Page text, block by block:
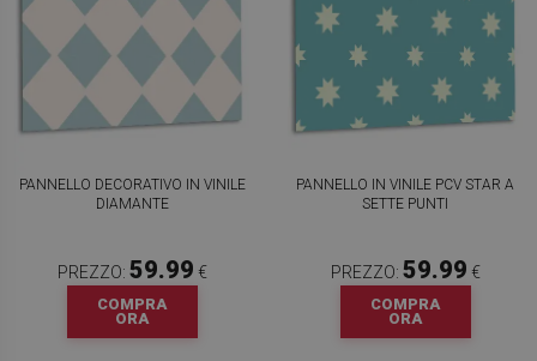
PANNELLO DECORATIVO IN VINILE
DIAMANTE
PREZZO: 59.99 €
COMPRA
ORA
PANNELLO IN VINILE PCV STAR A
SETTE PUNTI
PREZZO: 59.99 €
COMPRA
ORA